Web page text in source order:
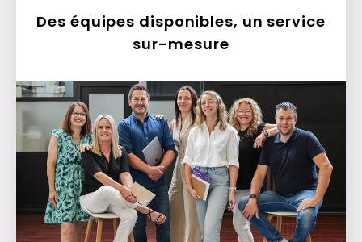
Des équipes disponibles, un service
sur-mesure